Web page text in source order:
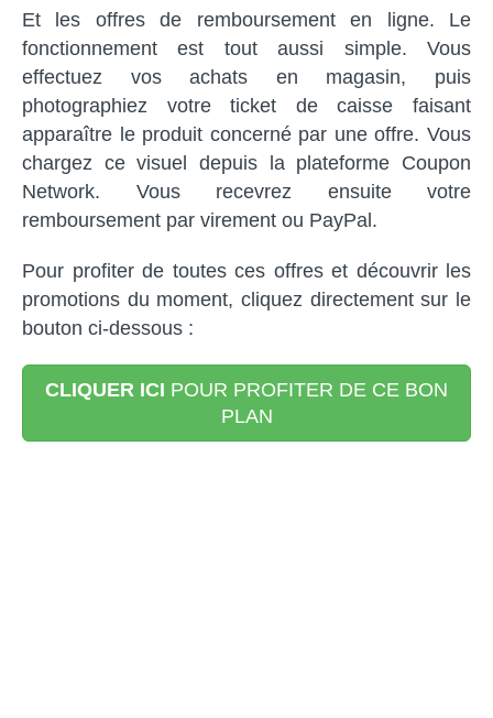
Et les offres de remboursement en ligne. Le
fonctionnement est tout aussi simple. Vous
effectuez vos achats en magasin, puis
photographiez votre ticket de caisse faisant
apparaître le produit concerné par une offre. Vous
chargez ce visuel depuis la plateforme Coupon
Network. Vous recevrez ensuite votre
remboursement par virement ou PayPal.
Pour profiter de toutes ces offres et découvrir les
promotions du moment, cliquez directement sur le
bouton ci-dessous :
CLIQUER ICI POUR PROFITER DE CE BON
PLAN